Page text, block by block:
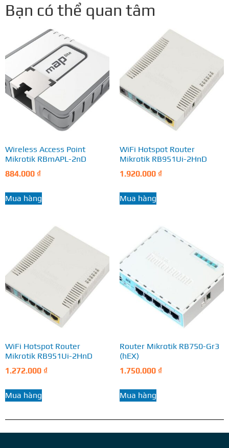
Bạn có thể quan tâm
Wireless Access Point
Mikrotik RBmAPL-2nD
884.000 ₫
Mua hàng
WiFi Hotspot Router
Mikrotik RB951Ui-2HnD
1.920.000 ₫
Mua hàng
WiFi Hotspot Router
Mikrotik RB951Ui-2HnD
1.272.000 ₫
Mua hàng
Router Mikrotik RB750-Gr3
(hEX)
1.750.000 ₫
Mua hàng